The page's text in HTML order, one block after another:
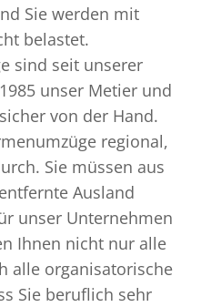
Sie werden mit
belastet.
sind seit unserer
unser Metier und
von der Hand.
regional,
Sie müssen aus
Ausland
unser Unternehmen
Ihnen nicht nur alle
alle organisatorische
Sie beruflich sehr